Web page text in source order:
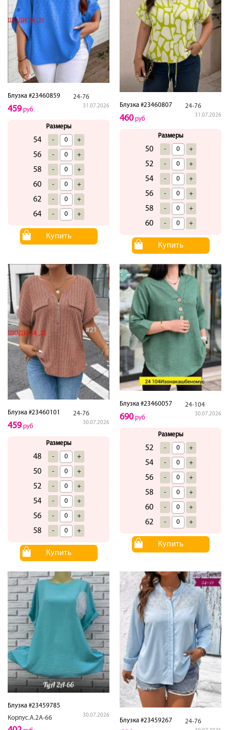
Блузка #23460859 24-76
31.07.2026
459руб
Размеры
54 - +
56 - +
58 - +
60 - +
62 - +
64 - +
Купить
Блузка #23460807 24-76
31.07.2026
460руб
Размеры
50 - +
52 - +
54 - +
56 - +
58 - +
60 - +
Купить
Блузка #23460101 24-76
30.07.2026
459руб
Размеры
48 - +
50 - +
52 - +
54 - +
56 - +
58 - +
Купить
Блузка #23460057 24-104
30.07.2026
690руб
Размеры
52 - +
54 - +
56 - +
58 - +
60 - +
62 - +
Купить
Блузка #23459785
Корпус.А.2А-66
30.07.2026
Блузка #23459267 24-76